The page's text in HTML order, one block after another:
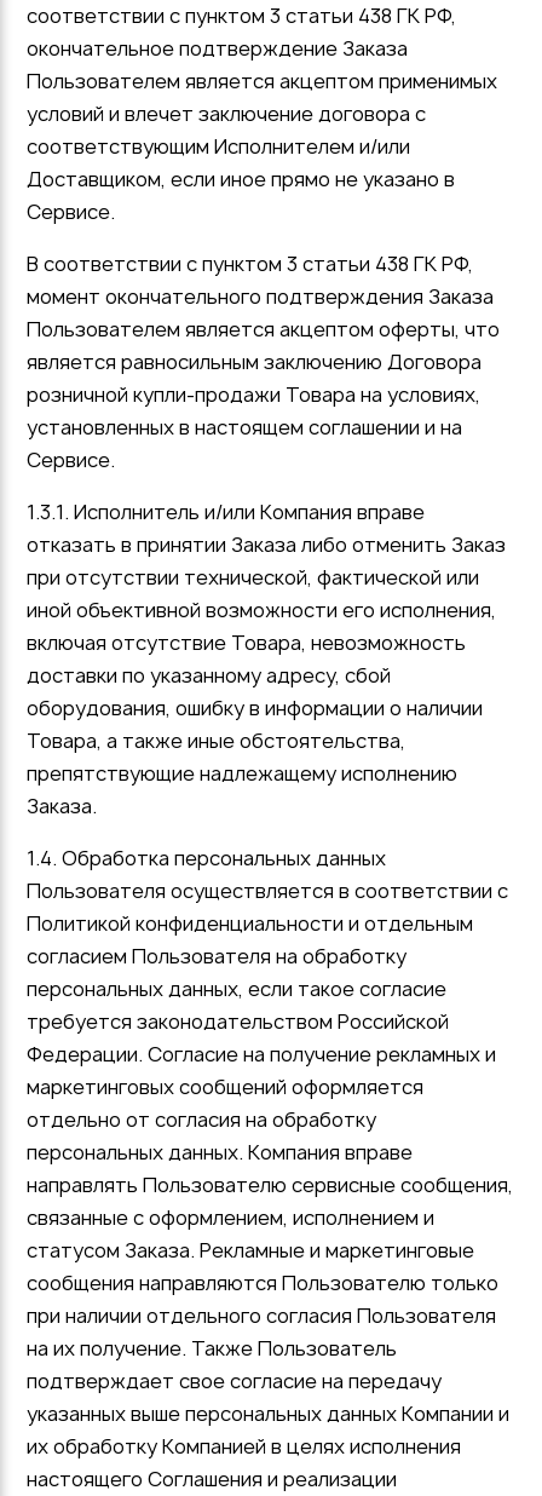
соответствии с пунктом 3 статьи 438 ГК РФ,
окончательное подтверждение Заказа
Пользователем является акцептом применимых
условий и влечет заключение договора с
соответствующим Исполнителем и/или
Доставщиком, если иное прямо не указано в
Сервисе.
В соответствии с пунктом 3 статьи 438 ГК РФ,
момент окончательного подтверждения Заказа
Пользователем является акцептом оферты, что
является равносильным заключению Договора
розничной купли-продажи Товара на условиях,
установленных в настоящем соглашении и на
Сервисе.
1.3.1. Исполнитель и/или Компания вправе
отказать в принятии Заказа либо отменить Заказ
при отсутствии технической, фактической или
иной объективной возможности его исполнения,
включая отсутствие Товара, невозможность
доставки по указанному адресу, сбой
оборудования, ошибку в информации о наличии
Товара, а также иные обстоятельства,
препятствующие надлежащему исполнению
Заказа.
1.4. Обработка персональных данных
Пользователя осуществляется в соответствии с
Политикой конфиденциальности и отдельным
согласием Пользователя на обработку
персональных данных, если такое согласие
требуется законодательством Российской
Федерации. Согласие на получение рекламных и
маркетинговых сообщений оформляется
отдельно от согласия на обработку
персональных данных. Компания вправе
направлять Пользователю сервисные сообщения,
связанные с оформлением, исполнением и
статусом Заказа. Рекламные и маркетинговые
сообщения направляются Пользователю только
при наличии отдельного согласия Пользователя
на их получение. Также Пользователь
подтверждает свое согласие на передачу
указанных выше персональных данных Компании и
их обработку Компанией в целях исполнения
настоящего Соглашения и реализации